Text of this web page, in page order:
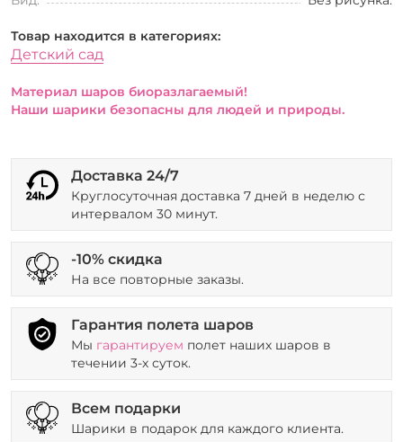
Товар находится в категориях:
Детский сад
Материал шаров биоразлагаемый!
Наши шарики безопасны для людей и природы.
Доставка 24/7
Круглосуточная доставка 7 дней в неделю с
интервалом 30 минут.
-10% скидка
На все повторные заказы.
Гарантия полета шаров
Мы гарантируем полет наших шаров в
течении 3-х суток.
Всем подарки
Шарики в подарок для каждого клиента.